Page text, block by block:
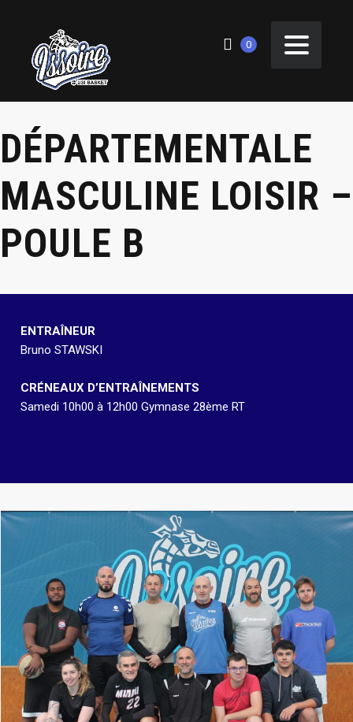
0
DÉPARTEMENTALE
MASCULINE LOISIR –
POULE B
ENTRAÎNEUR
Bruno STAWSKI
CRÉNEAUX D’ENTRAÎNEMENTS
Samedi 10h00 à 12h00 Gymnase 28ème RT